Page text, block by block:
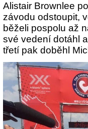
Alistair Brownlee
závodu odstoupit,
běželi pospolu až
své vedení dotáhl
třetí pak doběhl